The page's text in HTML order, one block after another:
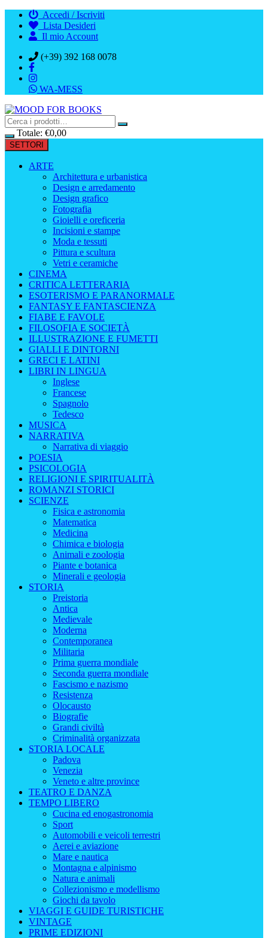
contenuto
Accedi / Iscriviti
Lista Desideri
Il mio Account
(+39) 392 168 0078
WA-MESS
Totale: €0,00
SETTORI
ARTE
Architettura e urbanistica
Design e arredamento
Design grafico
Fotografia
Gioielli e oreficeria
Incisioni e stampe
Moda e tessuti
Pittura e scultura
Vetri e ceramiche
CINEMA
CRITICA LETTERARIA
ESOTERISMO E PARANORMALE
FANTASY E FANTASCIENZA
FIABE E FAVOLE
FILOSOFIA E SOCIETÀ
ILLUSTRAZIONE E FUMETTI
GIALLI E DINTORNI
GRECI E LATINI
LIBRI IN LINGUA
Inglese
Francese
Spagnolo
Tedesco
MUSICA
NARRATIVA
Narrativa di viaggio
POESIA
PSICOLOGIA
RELIGIONI E SPIRITUALITÀ
ROMANZI STORICI
SCIENZE
Fisica e astronomia
Matematica
Medicina
Chimica e biologia
Animali e zoologia
Piante e botanica
Minerali e geologia
STORIA
Preistoria
Antica
Medievale
Moderna
Contemporanea
Militaria
Prima guerra mondiale
Seconda guerra mondiale
Fascismo e nazismo
Resistenza
Olocausto
Biografie
Grandi civiltà
Criminalità organizzata
STORIA LOCALE
Padova
Venezia
Veneto e altre province
TEATRO E DANZA
TEMPO LIBERO
Cucina ed enogastronomia
Sport
Automobili e veicoli terrestri
Aerei e aviazione
Mare e nautica
Montagna e alpinismo
Natura e animali
Collezionismo e modellismo
Giochi da tavolo
VIAGGI E GUIDE TURISTICHE
VINTAGE
PRIME EDIZIONI